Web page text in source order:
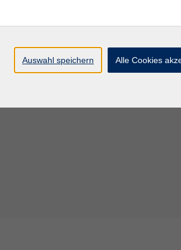
Auswahl speichern Alle Cookies